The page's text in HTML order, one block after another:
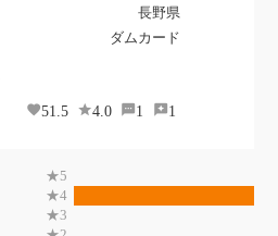
長野県
ダムカード
51.5 4.0 1 1